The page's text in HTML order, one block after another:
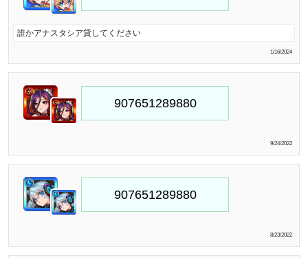
誰かアナスタシア貸してください
1/16/2024
9/24/2022
8/23/2022